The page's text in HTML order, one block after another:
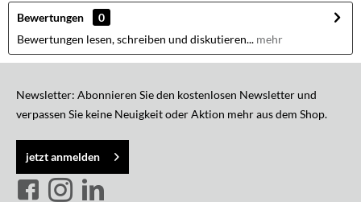
Bewertungen
0
Bewertungen lesen, schreiben und diskutieren... mehr
Newsletter: Abonnieren Sie den kostenlosen Newsletter und
verpassen Sie keine Neuigkeit oder Aktion mehr aus dem Shop.
jetzt anmelden